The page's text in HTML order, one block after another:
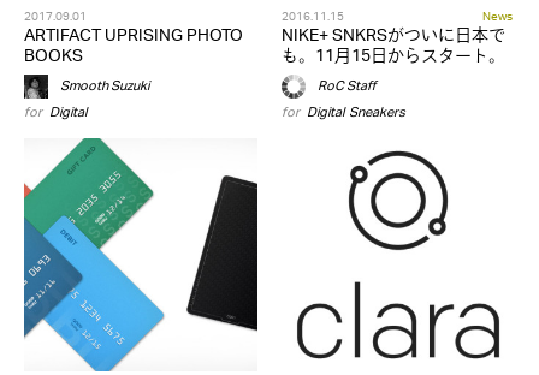
2017.09.01
ARTIFACT UPRISING PHOTO
BOOKS
Smooth Suzuki
for Digital
2016.11.15 News
NIKE+ SNKRSがついに日本で
も。11月15日からスタート。
RoC Staff
for Digital,Sneakers